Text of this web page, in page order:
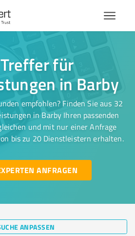
für
in Barby
empfohlen? Finden Sie aus 32
in Barby Ihren passenden
und mit nur einer Anfrage
bis zu 20 Dienstleistern erhalten.
ANFRAGEN
ANPASSEN